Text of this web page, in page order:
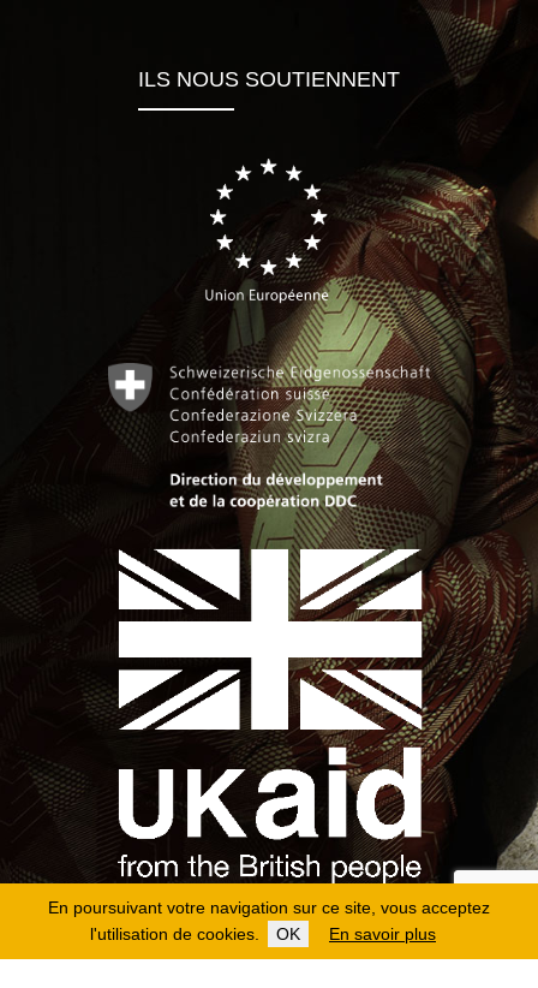
En poursuivant votre navigation sur ce site, vous acceptez
l'utilisation de cookies.
OK En savoir plus
ILS NOUS SOUTIENNENT